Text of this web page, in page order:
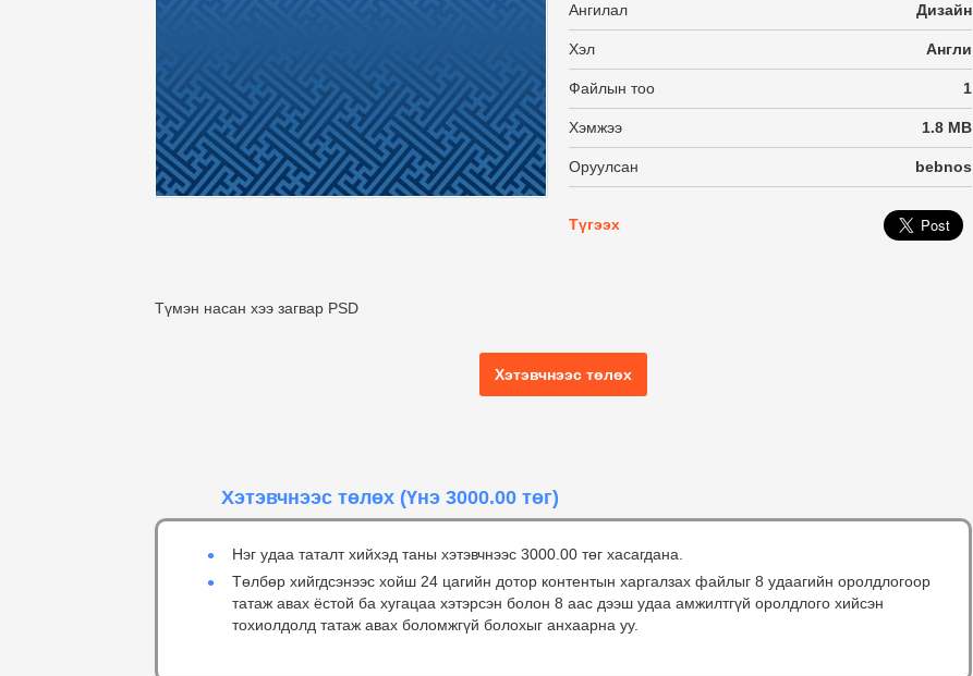
Ангилал Дизайн
Хэл Англи
Файлын тоо 1
Хэмжээ 1.8 MB
Оруулсан bebnos
Түгээх
Түмэн насан хээ загвар PSD
Хэтэвчнээс төлөх
Хэтэвчнээс төлөх (Үнэ 3000.00 төг)
Нэг удаа таталт хийхэд таны хэтэвчнээс 3000.00 төг хасагдана.
Төлбөр хийгдсэнээс хойш 24 цагийн дотор контентын харгалзах файлыг 8 удаагийн оролдлогоор
татаж авах ёстой ба хугацаа хэтэрсэн болон 8 аас дээш удаа амжилтгүй оролдлого хийсэн
тохиолдолд татаж авах боломжгүй болохыг анхаарна уу.